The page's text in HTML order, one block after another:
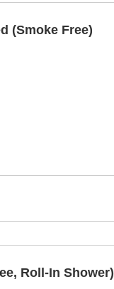
(Smoke Free)
Roll-In Shower)